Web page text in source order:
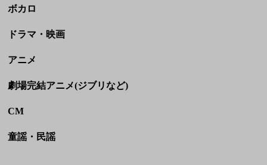
ボカロ
ドラマ・映画
アニメ
劇場完結アニメ(ジブリなど)
CM
童謡・民謡